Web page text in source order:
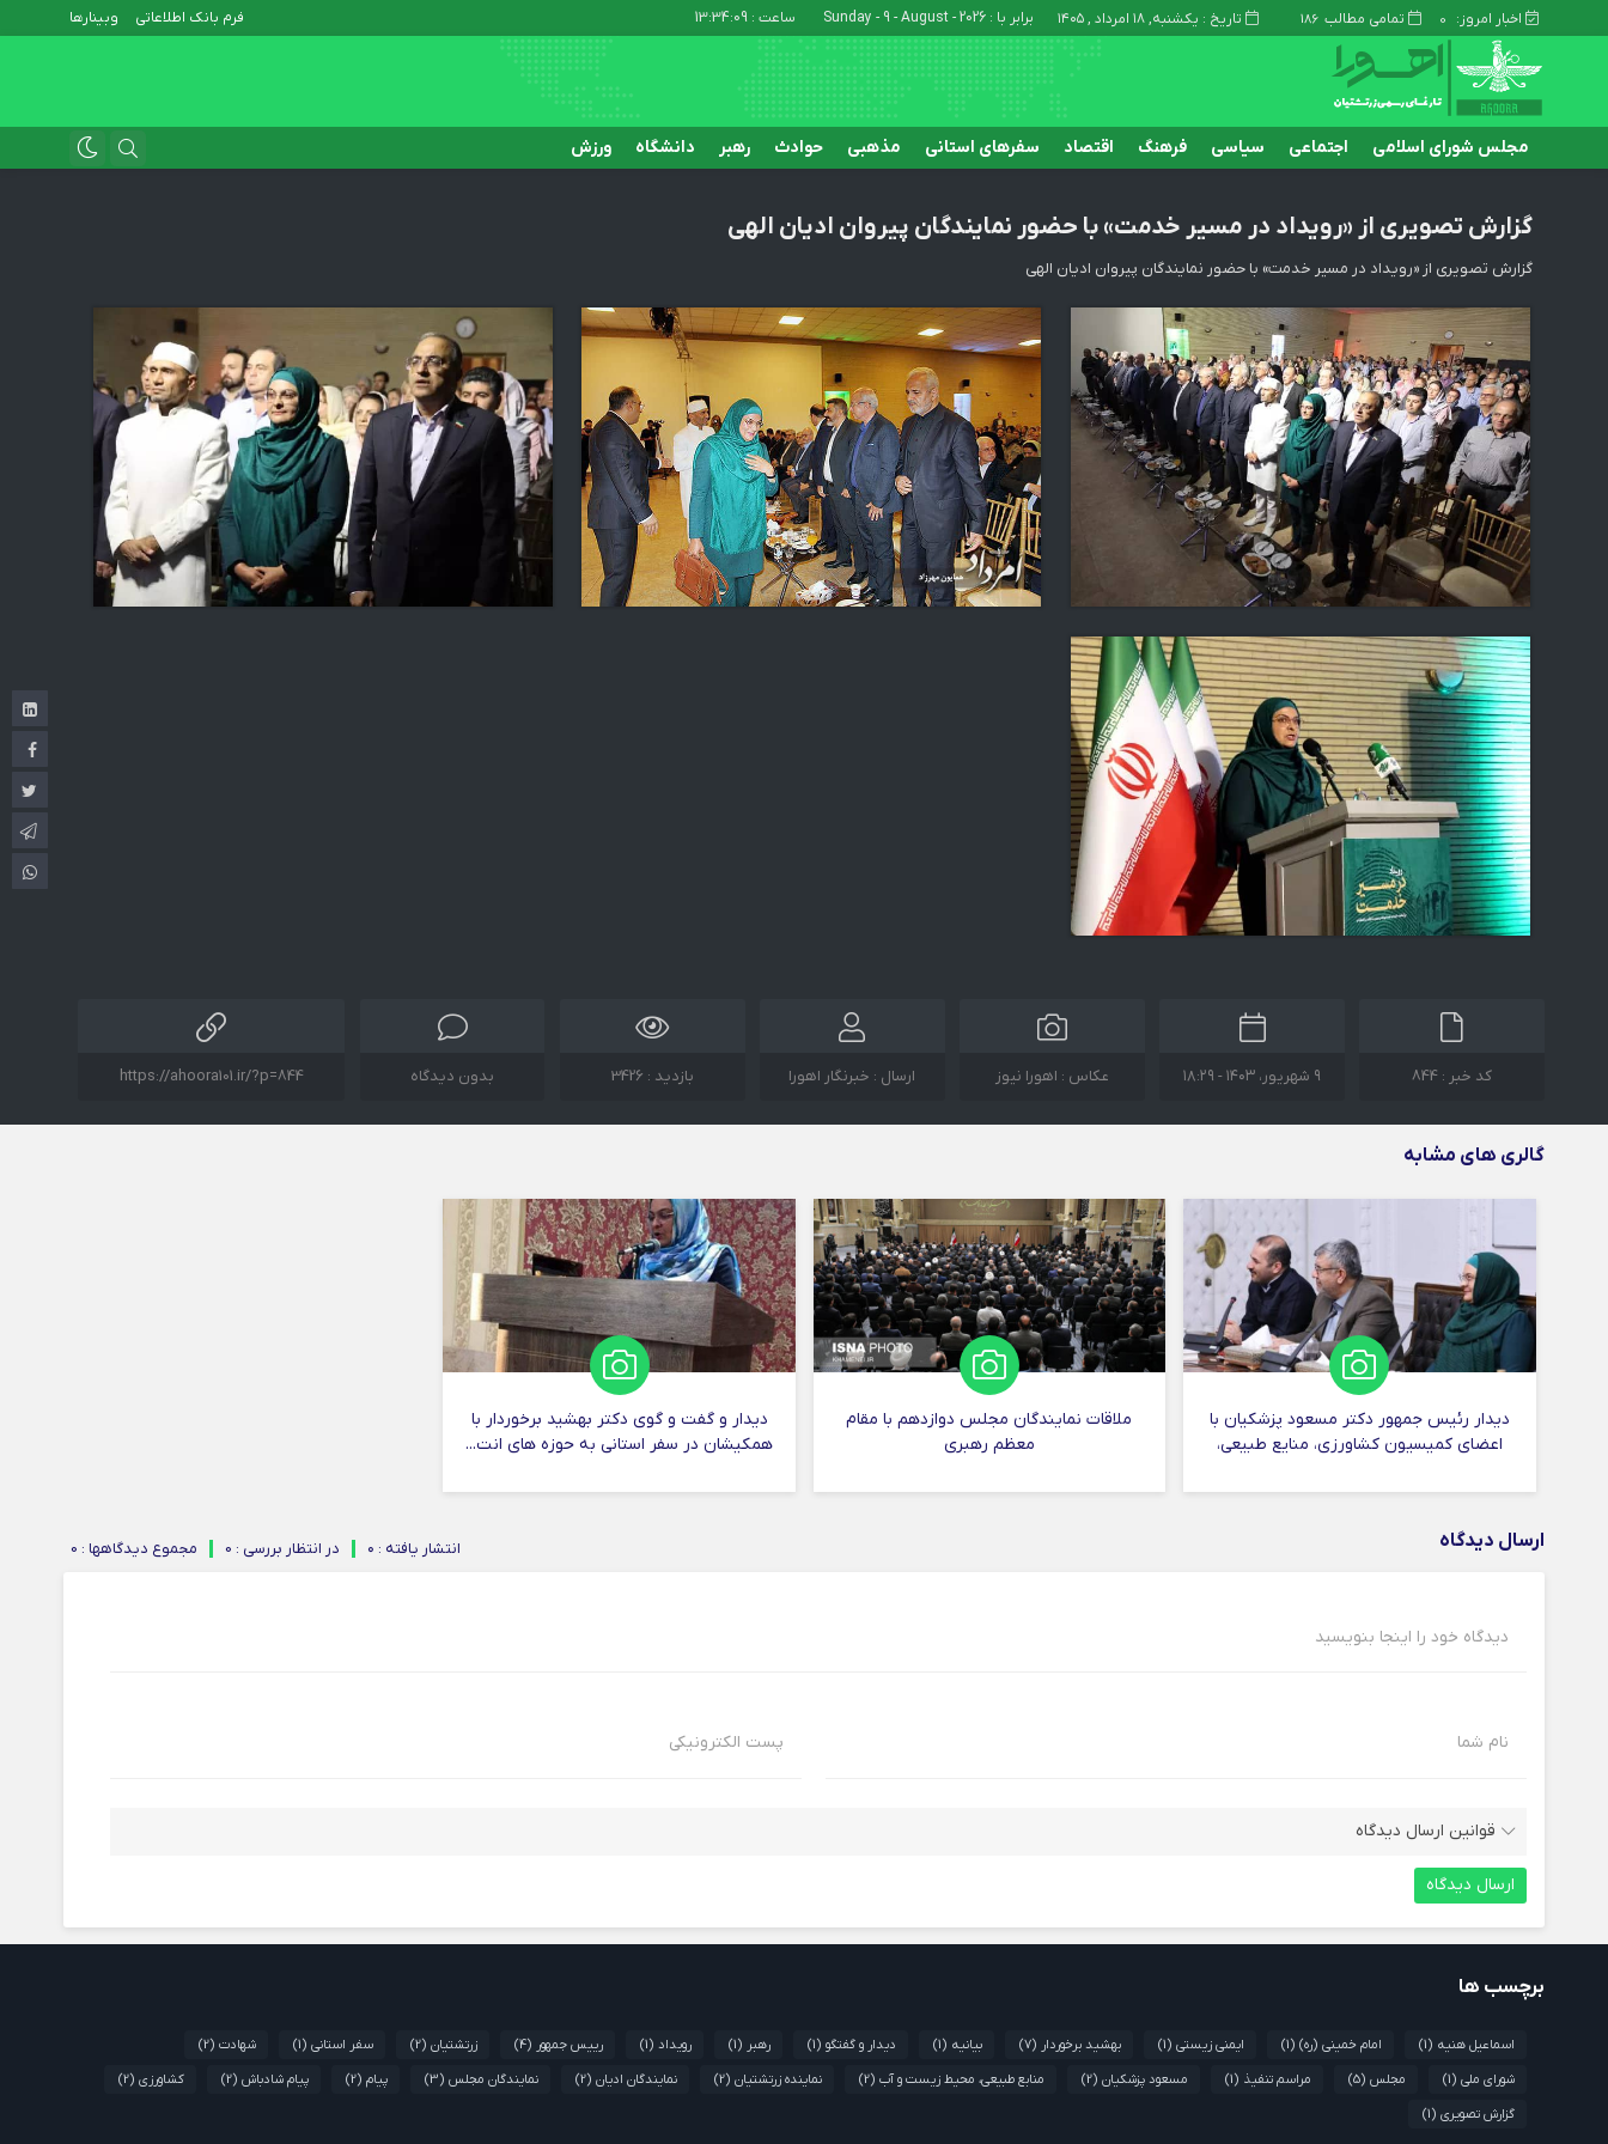
تمامی مطالب 186 اخبار امروز: 0 تاریخ : یکشنبه, ۱۸ امرداد , ۱۴۰۵ برابر با : Sunday - 9 - August - 2026 ساعت : 13:34:10 فرم بانک اطلاعاتی وبینارها
مجلس شورای اسلامی اجتماعی سیاسی فرهنگ اقتصاد سفرهای استانی مذهبی حوادث رهبر دانشگاه ورزش
گزارش تصویری از «رویداد در مسیر خدمت» با حضور نمایندگان پیروان ادیان الهی
گزارش تصویری از «رویداد در مسیر خدمت» با حضور نمایندگان پیروان ادیان الهی
کد خبر : 844 ۹ شهریور، ۱۴۰۳ - ۱۸:۲۹ عکاس : اهورا نیوز ارسال : خبرنگار اهورا بازدید : 3426 بدون دیدگاه https://ahoora101.ir/?p=844
گالری های مشابه
دیدار رئیس جمهور دکتر مسعود پزشکیان با
اعضای کمیسیون کشاورزی، منایع طبیعی،
ملاقات نمایندگان مجلس دوازدهم با مقام
معظم رهبری
دیدار و گفت و گوی دکتر بهشید برخوردار با
همکیشان در سفر استانی به حوزه های انت...
ارسال دیدگاه مجموع دیدگاهها : 0 در انتظار بررسی : 0 انتشار یافته : ۰
دیدگاه خود را اینجا بنویسید
نام شما پست الکترونیکی
قوانین ارسال دیدگاه
برچسب ها
اسماعیل هنیه (1) امام خمینی (ره) (1) ایمنی زیستی (1) بهشید برخوردار (7) بیانیه (1) دیدار و گفتگو (1) رهبر (1) رویداد (1) رییس جمهور (4) زرتشتیان (2) سفر استانی (1) شهادت (2)
شورای ملی (1) مجلس (5) مراسم تنفیذ (1) مسعود پزشکیان (2) منابع طبیعی، محیط زیست و آب (2) نماینده زرتشتیان (2) نمایندگان ادیان (2) نمایندگان مجلس (3) پیام (2) پیام شادباش (2) کشاورزی (2)
گزارش تصویری (1)